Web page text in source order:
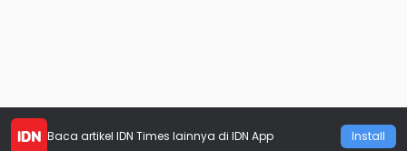
Baca artikel IDN Times lainnya di IDN App Install